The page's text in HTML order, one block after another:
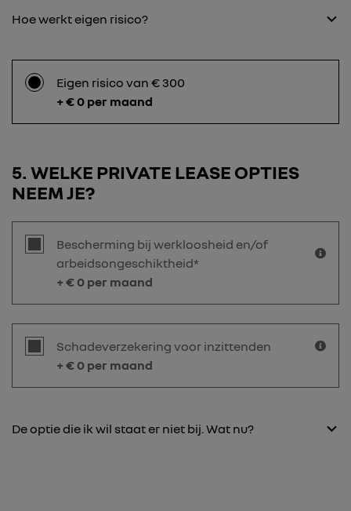
Hoe werkt eigen risico?
Eigen risico van € 300
+ € 0 per maand
5 WELKE PRIVATE LEASE OPTIES
NEEM JE?
Bescherming bij werkloosheid en/of
arbeidsongeschiktheid*
+ €0 per maand
Schadeverzekering voor inzittenden
+ €0 per maand
De optie die ik wil staat er niet bij. Wat nu?